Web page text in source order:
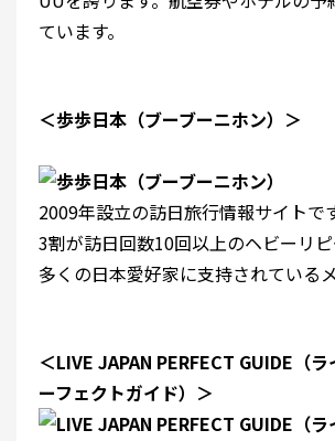
ています。
＜歩歩日本（ブーブーニホン）＞
2009年設立の訪日旅行情報サイトで
3割が訪日回数10回以上のヘビーリピ
多くの日本愛好家に支持されているメ
＜LIVE JAPAN PERFECT GUIDE（
ーフェクトガイド）＞